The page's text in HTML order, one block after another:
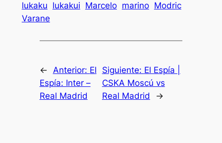
lukaku lukakui Marcelo marino Modric
Varane
← Anterior: El
Espía: Inter –
Real Madrid
Siguiente: El Espía |
CSKA Moscú vs
Real Madrid
→